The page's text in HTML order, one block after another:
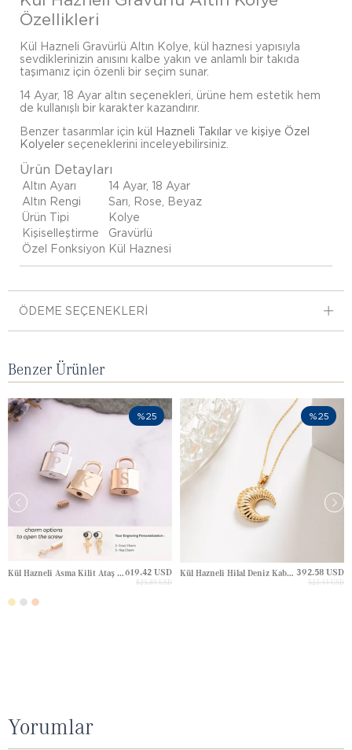
Özellikleri
Kül Hazneli Gravürlü Altın Kolye, kül haznesi yapısıyla
sevdiklerinizin anısını kalbe yakın ve anlamlı bir takıda
taşımanız için özenli bir seçim sunar.
14 Ayar, 18 Ayar altın seçenekleri, ürüne hem estetik hem
de kullanışlı bir karakter kazandırır.
Benzer tasarımlar için kül Hazneli Takılar ve kişiye Özel
Kolyeler seçeneklerini inceleyebilirsiniz.
Ürün Detayları
Altın Ayarı
14 Ayar, 18 Ayar
Altın Rengi
Sarı, Rose, Beyaz
Ürün Tipi
Kolye
Kişiselleştirme
Gravürlü
Özel Fonksiyon Kül Haznesi
ÖDEME SEÇENEKLERI
Benzer Ürünler
Kül Hazneli Asma Kilit Ataş Zincir Altın Kolye619.42 USD
825.89 USD
%25
Kül Hazneli Hilal Deniz Kabuğu Altın Kolye 392.58 USD
523.44 USD
%25
Yorumlar